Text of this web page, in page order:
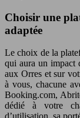
Choisir une
adaptée
Le choix de la
qui aura un impact
aux Orres et sur
à vous, chacune
Booking.com,
dédié à votre